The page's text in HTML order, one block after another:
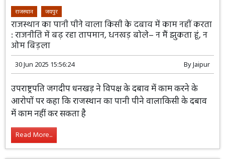
राजस्थान जयपुर
राजस्थान का पानी पीने वाला किसी के दबाव में काम नहीं करता
: राजनीति में बढ़ रहा तापमान, धनखड़ बोले– न मैं झुकता हूं, न
ओम बिड़ला
30 Jun 2025 15:56:24 ByJaipur
उपराष्ट्रपति जगदीप धनखड़ ने विपक्ष के दबाव में काम करने के
आरोपों पर कहा कि राजस्थान का पानी पीने वालाकिसी के दबाव
में काम नहीं कर सकता है
Read More...